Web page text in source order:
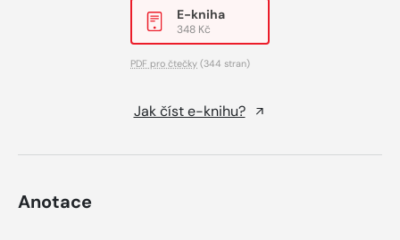
E-kniha
348 Kč
PDF pro čtečky (344 stran)
Jak číst e-knihu?
Anotace